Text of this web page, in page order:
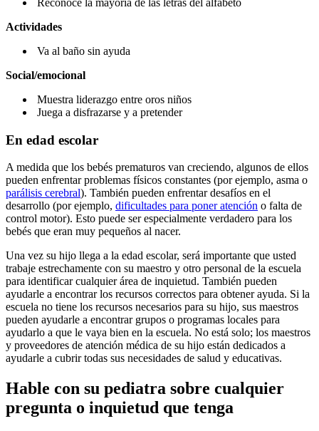
Reconoce la mayoría de las letras del alfabeto
Actividades
Va al baño sin ayuda
Social/emocional
Muestra liderazgo entre oros niños
Juega a disfrazarse y a pretender
En edad escolar
A medida que los bebés prematuros van creciendo, algunos de ellos
pueden enfrentar problemas físicos constantes (por ejemplo, asma o
parálisis cerebral). También pueden enfrentar desafíos en el
desarrollo (por ejemplo, dificultades para poner atención o falta de
control motor). Esto puede ser especialmente verdadero para los
bebés que eran muy pequeños al nacer.
Una vez su hijo llega a la edad escolar, será importante que usted
trabaje estrechamente con su maestro y otro personal de la escuela
para identificar cualquier área de inquietud. También pueden
ayudarle a encontrar los recursos correctos para obtener ayuda. Si la
escuela no tiene los recursos necesarios para su hijo, sus maestros
pueden ayudarle a encontrar grupos o programas locales para
ayudarlo a que le vaya bien en la escuela. No está solo; los maestros
y proveedores de atención médica de su hijo están dedicados a
ayudarle a cubrir todas sus necesidades de salud y educativas.
Hable con su pediatra sobre cualquier
pregunta o inquietud que tenga